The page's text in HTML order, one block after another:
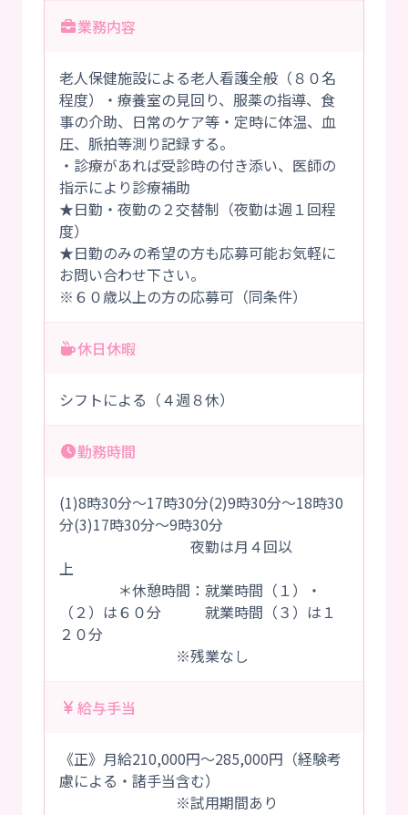
業務内容
老人保健施設による老人看護全般（８０名
程度）・療養室の見回り、服薬の指導、食
事の介助、日常のケア等・定時に体温、血
圧、脈拍等測り記録する。
・診療があれば受診時の付き添い、医師の
指示により診療補助
★日勤・夜勤の２交替制（夜勤は週１回程
度）
★日勤のみの希望の方も応募可能お気軽に
お問い合わせ下さい。
※６０歳以上の方の応募可（同条件）
休日休暇
シフトによる（４週８休）
勤務時間
(1)8時30分～17時30分(2)9時30分～18時30
分(3)17時30分～9時30分
夜勤は月４回以
上
＊休憩時間：就業時間（１）・
（２）は６０分 就業時間（３）は１
２０分
※残業なし
給与手当
《正》月給210,000円～285,000円（経験考
慮による・諸手当含む）
※試用期間あり